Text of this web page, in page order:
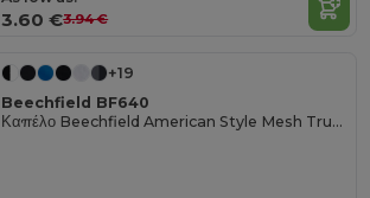
3.60 €3.94 €
+19
Beechfield BF640
Καπέλο Beechfield American Style Mesh Trucker